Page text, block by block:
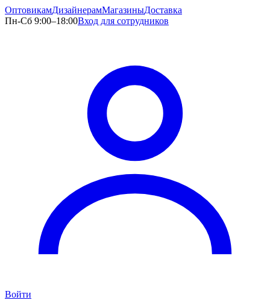
ОптовикамДизайнерамМагазиныДоставка
Пн-Сб 9:00–18:00Вход для сотрудников
Войти